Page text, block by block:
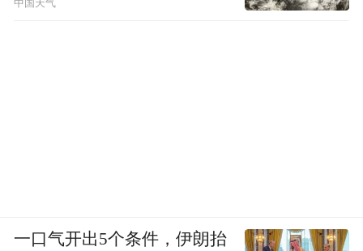
中国天气
一口气开出5个条件，伊朗抬